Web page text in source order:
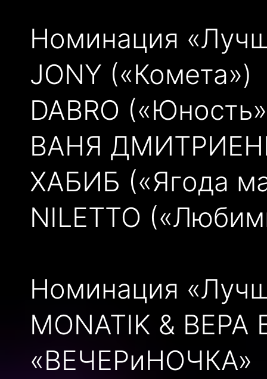
Номинация
JONY («Комета»)
DABRO
ВАНЯ
ХАБИБ («Ягода
NILETTO
Номинация
MONATIK &
«ВЕЧЕРиНОЧКА»